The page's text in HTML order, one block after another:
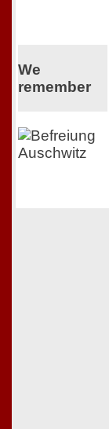
We
remember